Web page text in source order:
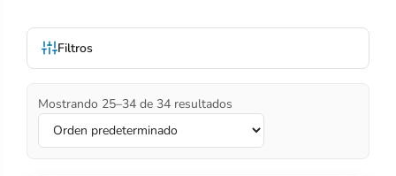
Filtros
Mostrando 25–34 de 34 resultados